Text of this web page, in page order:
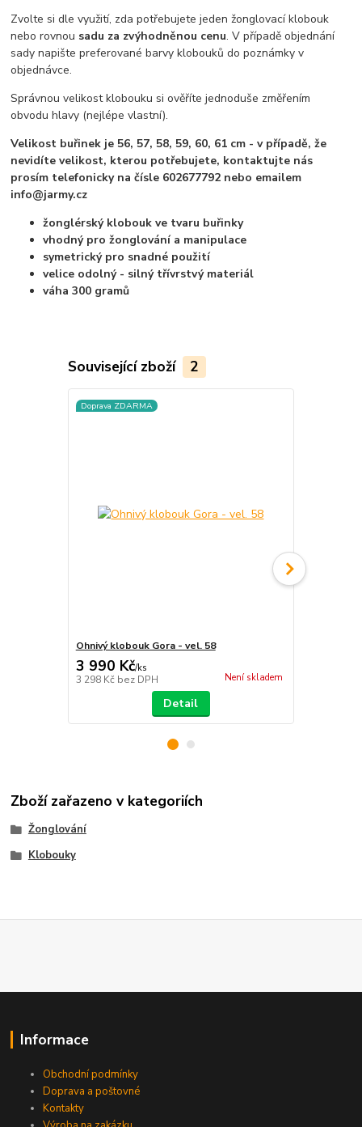
Zvolte si dle využití, zda potřebujete jeden žonglovací klobouk
nebo rovnou sadu za zvýhodněnou cenu. V případě objednání
sady napište preferované barvy klobouků do poznámky v
objednávce.
Správnou velikost klobouku si ověříte jednoduše změřením
obvodu hlavy (nejlépe vlastní).
Velikost buřinek je 56, 57, 58, 59, 60, 61 cm - v případě, že
nevidíte velikost, kterou potřebujete, kontaktujte nás
prosím telefonicky na čísle 602677792 nebo emailem
info@jarmy.cz
žonglérský klobouk ve tvaru buřinky
vhodný pro žonglování a manipulace
symetrický pro snadné použití
velice odolný - silný třívrstvý materiál
váha 300 gramů
Související zboží 2
Doprava ZDARMA
Ohnivý klobouk Gora - vel. 58
3 990 Kč/ks
3 298 Kč bez DPH Není skladem
Detail
Zboží zařazeno v kategoriích
Žonglování
Klobouky
Informace
Obchodní podmínky
Doprava a poštovné
Kontakty